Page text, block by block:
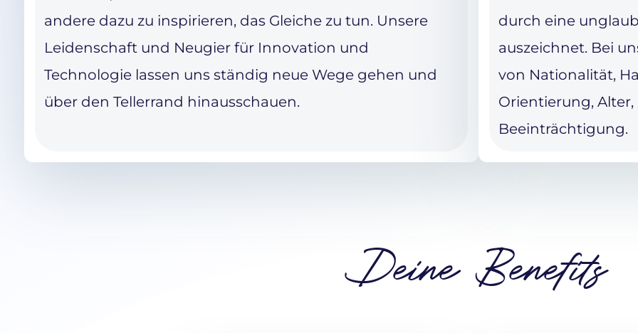
andere dazu zu inspirieren, das Gleiche zu tun. Unsere
Leidenschaft und Neugier für Innovation und
Technologie lassen uns ständig neue Wege gehen und
über den Tellerrand hinausschauen.
durch eine
auszeichnet. Bei
von Nationalität,
Orientierung,
Beeinträchtigung.
Deine Benefits